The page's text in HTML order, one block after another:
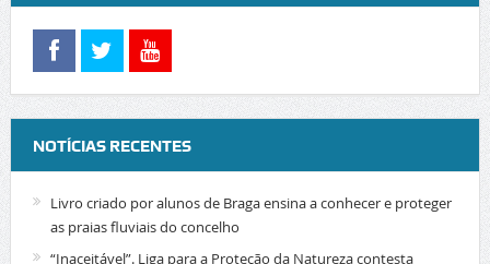
NOTÍCIAS RECENTES
Livro criado por alunos de Braga ensina a conhecer e proteger
as praias fluviais do concelho
“Inaceitável”. Liga para a Proteção da Natureza contesta